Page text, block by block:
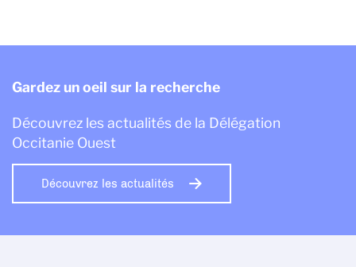
Gardez un oeil sur la recherche
Découvrez les actualités de la Délégation
Occitanie Ouest
Découvrez les actualités